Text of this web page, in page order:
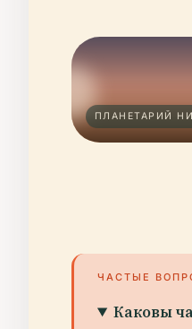
ПЛАНЕТАРИЙ
ЧАСТЫЕ
Каковы